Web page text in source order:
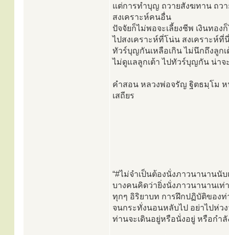
แต่การทำบุญ ถวายสังฆทาน ถวา
สงเคราะห์คนอื่น
ปัจจัยก็ไม่พอจะเลี้ยงชีพ เงินทอง
ไปสงเคราะห์ที่โน่น สงเคราะ
ทัวร์บุญกันเหลือเกิน ไม่นึกถึงลูกเ
ไม่ดูแลลูกเต้า ไปทัวร์บุญกัน น่าจ
คำสอน หลวงพ่อจรัญ ฐิตธมฺโม ห
เสถียร
“#ไม่จำเป็นต้องนั่งภาวนานานนั
บางคนคิดว่ายิ่งนั่งภาวนานานเ
ทุกๆ อิริยาบท การฝึกปฏิบัติของ
จนกระทั่งนอนหลับไป อย่าไปห่ว
ท่านจะเดินอยู่หรือนั่งอยู่ หรือกำลั